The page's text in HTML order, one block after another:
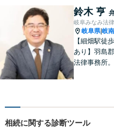
鈴木 亨
岐阜みなみ法
岐阜県|岐
【細畑駅徒
あり】羽島
法律事務所
弁護士とい
ます。【会
相続に関する診断ツール